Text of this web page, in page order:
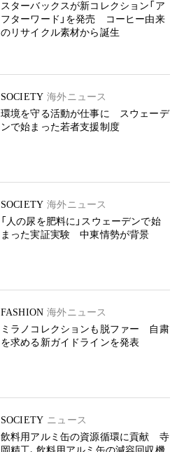
スターバックスが新コレクション「ア
フターワード」を発売 コーヒー由来
のリサイクル素材から誕生
SOCIETY 海外ニュース
環境を守る活動が仕事に スウェーデ
ンで始まった若者支援制度
SOCIETY 海外ニュース
「人の尿を肥料に」スウェーデンで始
まった実証実験 中東情勢が背景
FASHION 海外ニュース
ミラノコレクションも脱ファー 自粛
を求める新ガイドラインを発表
SOCIETY ニュース
飲料用アルミ缶の資源循環に貢献 寺